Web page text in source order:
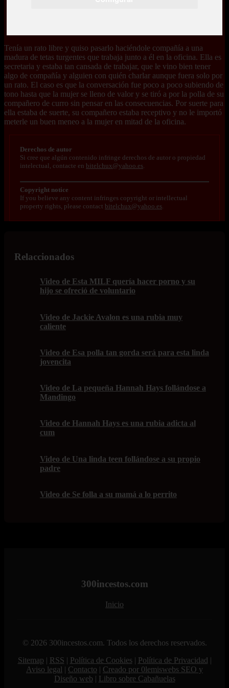
Tenía un rato libre y quiso pasarlo haciéndole compañía a una
madura de tetas turgentes que trabaja junto a él en la oficina. Ella es
secretaria y estaba tan cansada de trabajar, que le vino bien tener
algo de compañía y alguien con quién charlar aunque fuera solo por
un rato. El caso es que la conversación fue poco a poco subiendo de
tono hasta que la mujer se lleno de valor y se tiró a por la polla de su
compañero de curro sin pensar en las consecuencias. Por suerte para
ella estaba de suerte, su compañero estaba receptivo y no le importó
meterle un buen meneo a la mujer en mitad de la oficina.
Derechos de autor
Si cree que algún contenido infringe derechos de autor o propiedad
intelectual, contacte en bitelchux@yahoo.es
Copyright notice
If you believe any content infringes copyright or intellectual
property rights, please contact bitelchux@yahoo.es
Relaccionados
Video de Esta MILF quería hacer porno y su
hijo se ofreció de voluntario
Video de Jackie Avalon es una rubia muy
caliente
Video de Esa polla tan gorda será para esta linda
jovencita
Video de La pequeña Hannah Hays follándose a
Mandingo
Video de Hannah Hays es una rubia adicta al
cum
Video de Una linda teen follándose a su propio
padre
Video de Se folla a su mamá a lo perrito
300incestos.com
Inicio
© 2026 300incestos.com. Todos los derechos reservados.
Sitemap | RSS | Política de Cookies| Política de Privacidad |
Aviso legal | Contacto | Creado por 0lemiswebs SEO y
Diseño web | Libro sobre Cabañuelas